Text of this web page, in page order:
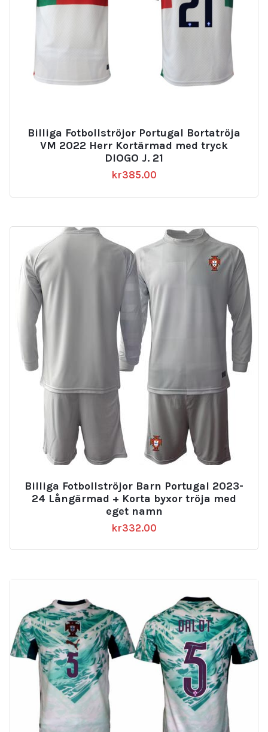
Billiga Fotbollströjor Portugal Bortatröja
VM 2022 Herr Kortärmad med tryck
DIOGO J. 21
kr385.00
Billiga Fotbollströjor Barn Portugal 2023-
24 Långärmad + Korta byxor tröja med
eget namn
kr332.00